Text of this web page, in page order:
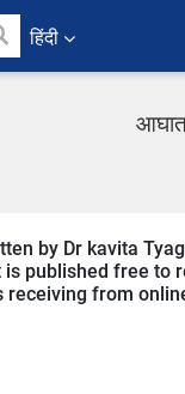
हिंदी
आघात
by Dr kavita
published free to
receiving from